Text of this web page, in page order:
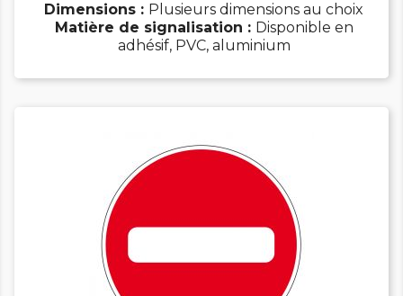
Dimensions : Plusieurs dimensions au choix
Matière de signalisation : Disponible en
adhésif, PVC, aluminium